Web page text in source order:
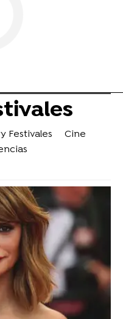
Festivales
Cine